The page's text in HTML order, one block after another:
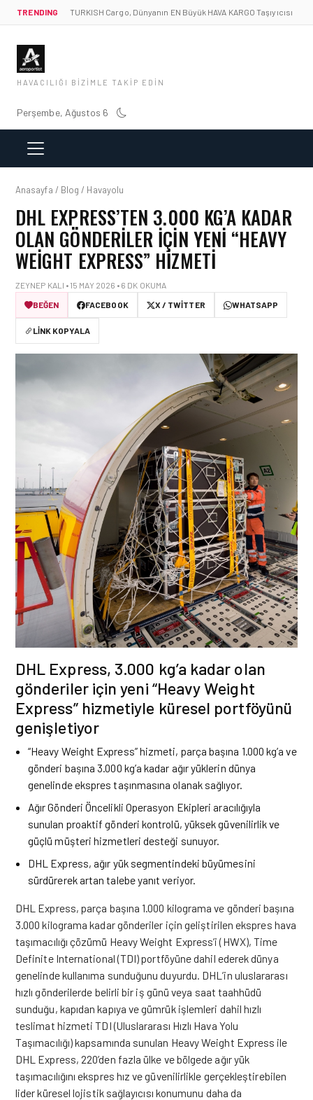
TRENDING TURKISH Cargo, Dünyanın EN Büyük HAVA KARGO Taşıyıcısı
HAVACILIĞI BIZIMLE TAKIP EDIN
Perşembe, Ağustos 6
Anasayfa / Blog / Havayolu
DHL EXPRESS⁠’TEN 3.000 KG’A KADAR
OLAN GÖNDERILER IÇIN YENI “HEAVY
WEIGHT EXPRESS” HIZMETI
ZEYNEP KALI • 15 MAY 2026 • 6 DK OKUMA
BEĞEN
FACEBOOK X / TWITTER WHATSAPP
LINK KOPYALA
DHL Express⁠, 3.000 kg’a kadar olan
gönderiler için yeni “Heavy Weight
Express” hizmetiyle küresel portföyünü
genişletiyor
“Heavy Weight Express” hizmeti, parça başına 1.000 kg’a ve
gönderi başına 3.000 kg’a kadar ağır yüklerin dünya
genelinde ekspres taşınmasına olanak sağlıyor.
Ağır Gönderi Öncelikli Operasyon Ekipleri aracılığıyla
sunulan proaktif gönderi kontrolü, yüksek güvenilirlik ve
güçlü müşteri hizmetleri desteği sunuyor.
DHL Express⁠, ağır yük segmentindeki büyümesini
sürdürerek artan talebe yanıt veriyor.
DHL Express, parça başına 1.000 kilograma ve gönderi başına
3.000 kilograma kadar gönderiler için geliştirilen ekspres hava
taşımacılığı çözümü Heavy Weight Express’i (HWX), Time
Definite International (TDI) portföyüne dahil ederek dünya
genelinde kullanıma sunduğunu duyurdu. DHL’in uluslararası
hızlı gönderilerde belirli bir iş günü veya saat taahhüdü
sunduğu, kapıdan kapıya ve gümrük işlemleri dahil hızlı
teslimat hizmeti TDI (Uluslararası Hızlı Hava Yolu
Taşımacılığı) kapsamında sunulan Heavy Weight Express ile
DHL Express, 220’den fazla ülke ve bölgede ağır yük
taşımacılığını ekspres hız ve güvenilirlikle gerçekleştirebilen
lider küresel lojistik sağlayıcısı konumunu daha da